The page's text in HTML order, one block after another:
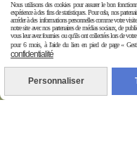
Nous utilisons des cookies pour assurer le bon
expérience à des fins de statistiques. Pour cela, nos
accéder à des informations personnelles comme votre
notre site avec nos partenaires de médias sociaux, de
vous leur avez fournies ou qu'ils ont collectées lors de
pour 6 mois, à l'aide du lien en pied de page «
confidentialité
Personnaliser